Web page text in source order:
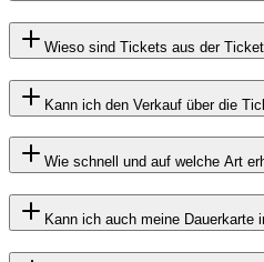
Wieso sind Tickets aus der
Kann ich den Verkauf über die
Wie schnell und auf welche Art
Kann ich auch meine Dauerkarte